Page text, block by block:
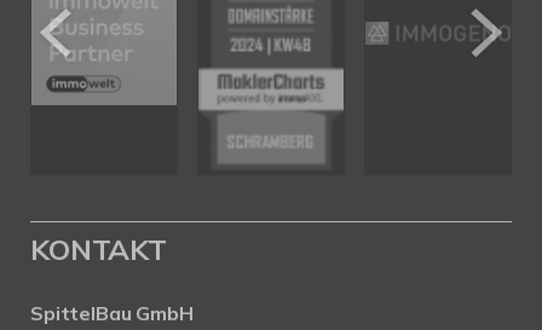
KONTAKT
SpittelBau GmbH